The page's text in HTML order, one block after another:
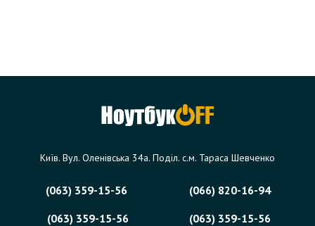
Київ. Вул. Оленівська 34а. Поділ. с.м. Тараса Шевченко
(063) 359-15-56
(066) 820-16-94
(063) 359-15-56
(063) 359-15-56